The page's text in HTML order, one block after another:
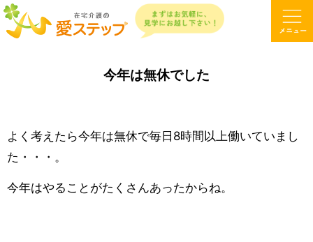
今年は無休でした
よく考えたら今年は無休で毎日8時間以上働いていまし
た・・・。
今年はやることがたくさんあったからね。